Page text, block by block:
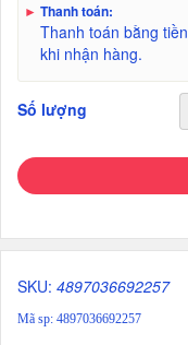
► Thanh toán:
Thanh toán bằng
khi nhận hàng.
Số lượng
SKU: 4897036692257
Mã sp: 4897036692257